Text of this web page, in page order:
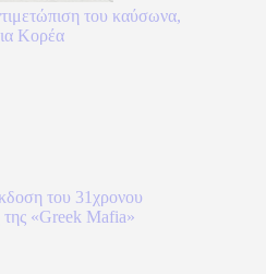
του καύσωνα,
Κορέα
του 31χρονου
της «Greek Mafia»